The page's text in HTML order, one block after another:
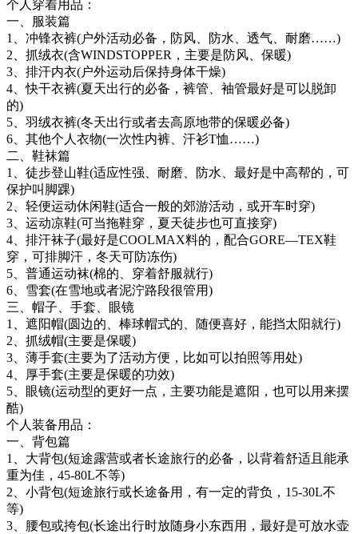
个人穿着用品：
一、服装篇
1、冲锋衣裤(户外活动必备，防风、防水、透气、耐磨……)
2、抓绒衣(含WINDSTOPPER，主要是防风、保暖)
3、排汗内衣(户外运动后保持身体干燥)
4、快干衣裤(夏天出行的必备，裤管、袖管最好是可以脱卸
的)
5、羽绒衣裤(冬天出行或者去高原地带的保暖必备)
6、其他个人衣物(一次性内裤、汗衫T恤……)
二、鞋袜篇
1、徒步登山鞋(适应性强、耐磨、防水、最好是中高帮的，可
保护叫脚踝)
2、轻便运动休闲鞋(适合一般的郊游活动，或开车时穿)
3、运动凉鞋(可当拖鞋穿，夏天徒步也可直接穿)
4、排汗袜子(最好是COOLMAX料的，配合GORE—TEX鞋
穿，可排脚汗，冬天可防冻伤)
5、普通运动袜(棉的、穿着舒服就行)
6、雪套(在雪地或者泥泞路段很管用)
三、帽子、手套、眼镜
1、遮阳帽(圆边的、棒球帽式的、随便喜好，能挡太阳就行)
2、抓绒帽(主要是保暖)
3、薄手套(主要为了活动方便，比如可以拍照等用处)
4、厚手套(主要是保暖的功效)
5、眼镜(运动型的更好一点，主要功能是遮阳，也可以用来摆
酷)
个人装备用品：
一、背包篇
1、大背包(短途露营或者长途旅行的必备，以背着舒适且能承
重为佳，45-80L不等)
2、小背包(短途旅行或长途备用，有一定的背负，15-30L不
等)
3、腰包或挎包(长途出行时放随身小东西用，最好是可放水壶